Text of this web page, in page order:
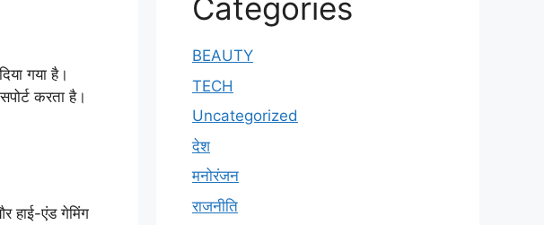
गया है।
करता है।
हाई-एंड गेमिंग
Categories
BEAUTY
TECH
Uncategorized
देश
मनोरंजन
राजनीति